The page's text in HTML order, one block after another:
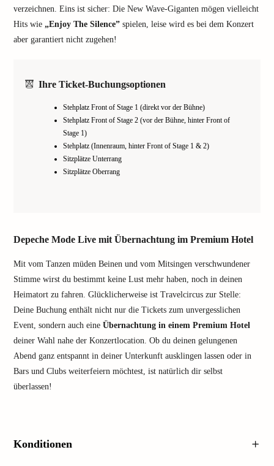
verzeichnen. Eins ist sicher: Die New Wave-Giganten mögen vielleicht
Hits wie „Enjoy The Silence” spielen, leise wird es bei dem Konzert
aber garantiert nicht zugehen!
Ihre Ticket-Buchungsoptionen
Stehplatz Front of Stage 1 (direkt vor der Bühne)
Stehplatz Front of Stage 2 (vor der Bühne, hinter Front of
Stage 1)
Stehplatz (Innenraum, hinter Front of Stage 1 & 2)
Sitzplätze Unterrang
Sitzplätze Oberrang
Depeche Mode Live mit Übernachtung im Premium Hotel
Mit vom Tanzen müden Beinen und vom Mitsingen verschwundener
Stimme wirst du bestimmt keine Lust mehr haben, noch in deinen
Heimatort zu fahren. Glücklicherweise ist Travelcircus zur Stelle:
Deine Buchung enthält nicht nur die Tickets zum unvergesslichen
Event, sondern auch eine Übernachtung in einem Premium Hotel
deiner Wahl nahe der Konzertlocation. Ob du deinen gelungenen
Abend ganz entspannt in deiner Unterkunft ausklingen lassen oder in
Bars und Clubs weiterfeiern möchtest, ist natürlich dir selbst
überlassen!
Konditionen